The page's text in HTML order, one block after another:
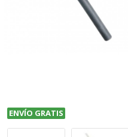
ENVÍO GRATIS